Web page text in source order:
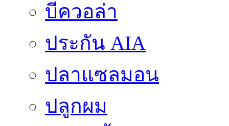
บีควอล่า
ประกัน AIA
ปลาแซลมอน
ปลูกผม